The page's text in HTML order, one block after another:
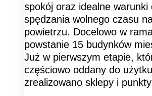
spokój oraz idealne warunki
spędzania wolnego czasu
powietrzu. Docelowo w
powstanie 15 budynków
Już w pierwszym etapie,
częściowo oddany do
zrealizowano sklepy i punkty